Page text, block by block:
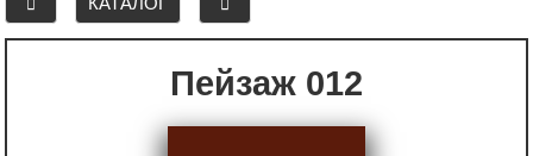
Пейзаж 012